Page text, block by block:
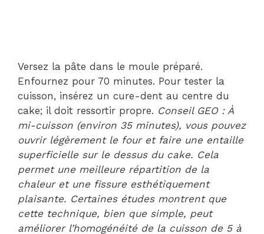
Versez la pâte dans le moule préparé.
Enfournez pour 70 minutes. Pour tester la
cuisson, insérez un cure-dent au centre du
cake; il doit ressortir propre. Conseil GEO : À
mi-cuisson (environ 35 minutes), vous pouvez
ouvrir légèrement le four et faire une entaille
superficielle sur le dessus du cake. Cela
permet une meilleure répartition de la
chaleur et une fissure esthétiquement
plaisante. Certaines études montrent que
cette technique, bien que simple, peut
améliorer l’homogénéité de la cuisson de 5 à